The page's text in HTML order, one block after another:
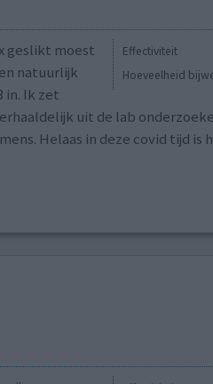
Effectiviteit
Hoeveelheid
geslikt moest
natuurlijk
in. Ik zet
uit de lab
Helaas in deze covid tijd is